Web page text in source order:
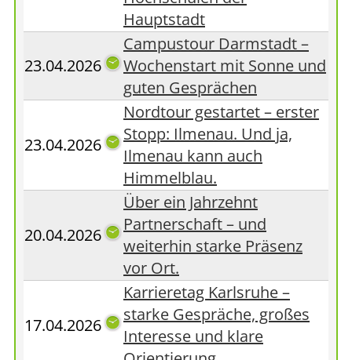
Hauptstadt
23.04.2026
Campustour Darmstadt –
Wochenstart mit Sonne und
guten Gesprächen
23.04.2026
Nordtour gestartet – erster
Stopp: Ilmenau. Und ja,
Ilmenau kann auch
Himmelblau.
20.04.2026
Über ein Jahrzehnt
Partnerschaft – und
weiterhin starke Präsenz
vor Ort.
17.04.2026
Karrieretag Karlsruhe –
starke Gespräche, großes
Interesse und klare